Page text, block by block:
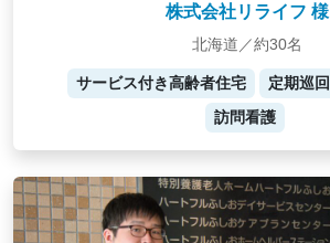
株式会社リライフ 様
北海道／約30名
サービス付き高齢者住宅 定期巡回
訪問看護